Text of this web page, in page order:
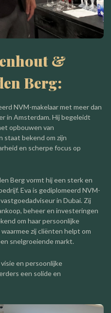
&
Berg:
NVM-makelaar met meer dan
in Amsterdam. Hij begeleidt
opbouwen van
staat bekend om zijn
en scherpe focus op
Berg vormt hij een sterk en
Eva is gediplomeerd NVM-
in Dubai. Zij
beheer en investeringen
om haar persoonlijke
zij cliënten helpt om
snelgroeiende markt.
en persoonlijke
een solide en